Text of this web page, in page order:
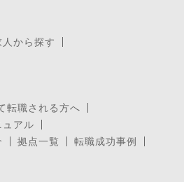
から探す
転職される方へ
アル
拠点一覧
転職成功事例